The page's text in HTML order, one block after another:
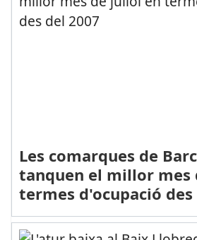
Les comarques de
tanquen el millor mes
termes d'ocupació des